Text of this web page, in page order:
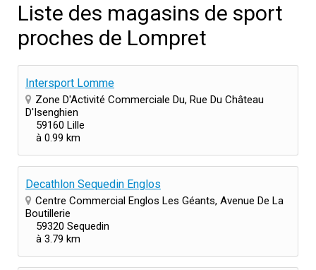
Liste des magasins de sport
proches de Lompret
Intersport Lomme
Zone D'Activité Commerciale Du, Rue Du Château
D'Isenghien
59160 Lille
à 0.99 km
Decathlon Sequedin Englos
Centre Commercial Englos Les Géants, Avenue De La
Boutillerie
59320 Sequedin
à 3.79 km